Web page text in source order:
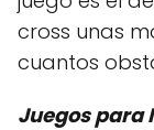
cross unas
cuantos
Juegos para